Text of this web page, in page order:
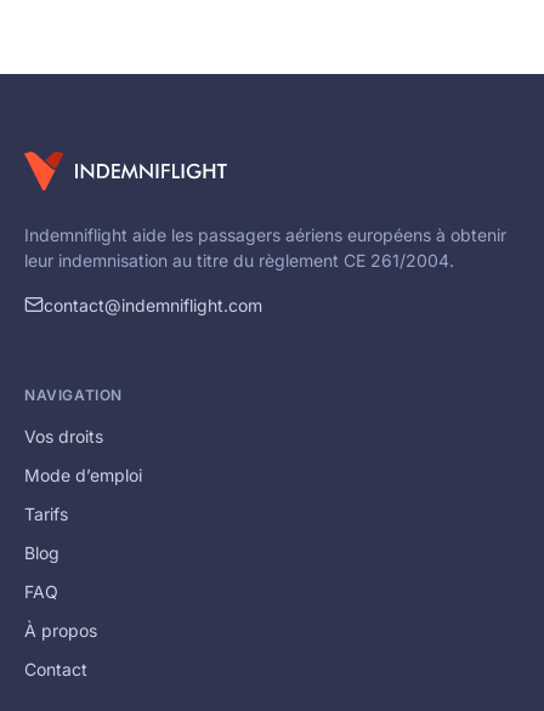
Indemniflight aide les passagers aériens européens à obtenir
leur indemnisation au titre du règlement CE 261/2004.
contact@indemniflight.com
NAVIGATION
Vos droits
Mode d’emploi
Tarifs
Blog
FAQ
À propos
Contact